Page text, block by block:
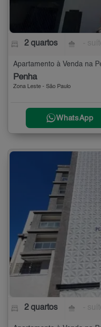
2 quartos
Apartamento à Venda na
Penha
Zona Leste - São Paulo
WhatsApp
2 quartos